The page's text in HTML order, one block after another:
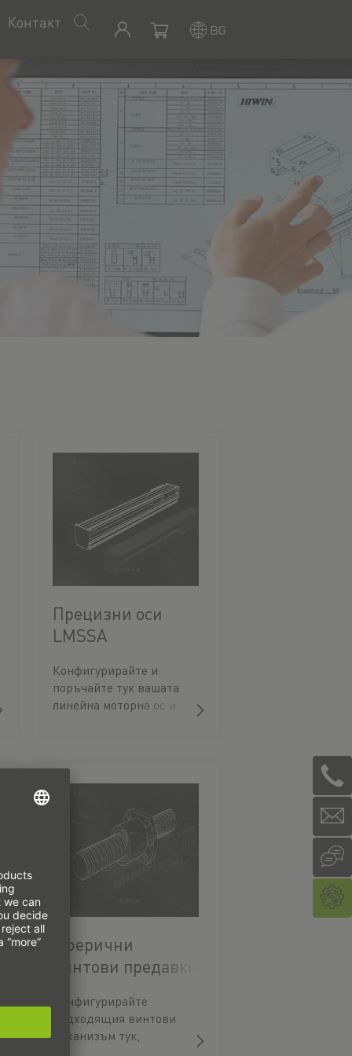
Контакт BG
Прецизни оси
LMSSA
Конфигурирайте и
поръчайте тук вашата
линейна моторна ос и
Сферични
винтови предавки
Конфигурирайте
подходящия винтови
механизъм тук,